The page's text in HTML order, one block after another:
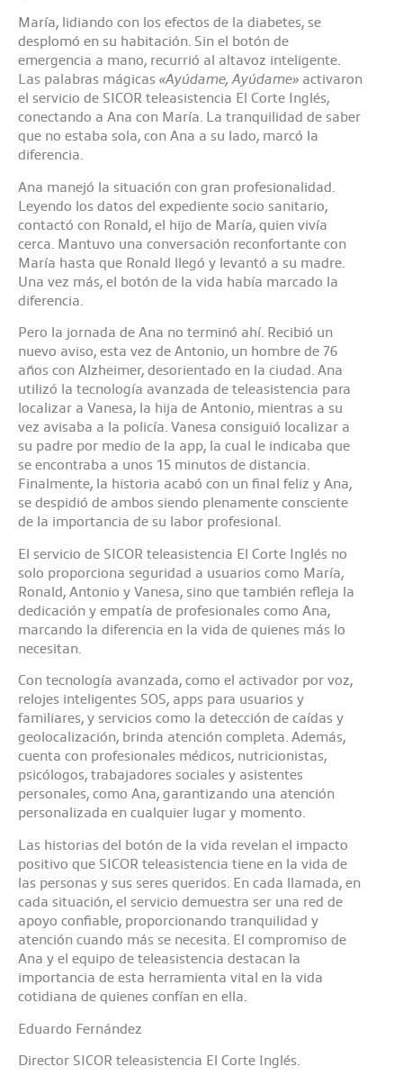
María, lidiando con los efectos de la diabetes, se
desplomó en su habitación. Sin el botón de
emergencia a mano, recurrió al altavoz inteligente.
Las palabras mágicas «Ayúdame, Ayúdame» activaron
el servicio de SICOR teleasistencia El Corte Inglés,
conectando a Ana con María. La tranquilidad de saber
que no estaba sola, con Ana a su lado, marcó la
diferencia.
Ana manejó la situación con gran profesionalidad.
Leyendo los datos del expediente socio sanitario,
contactó con Ronald, el hijo de María, quien vivía
cerca. Mantuvo una conversación reconfortante con
María hasta que Ronald llegó y levantó a su madre.
Una vez más, el botón de la vida había marcado la
diferencia.
Pero la jornada de Ana no terminó ahí. Recibió un
nuevo aviso, esta vez de Antonio, un hombre de 76
años con Alzheimer, desorientado en la ciudad. Ana
utilizó la tecnología avanzada de teleasistencia para
localizar a Vanesa, la hija de Antonio, mientras a su
vez avisaba a la policía. Vanesa consiguió localizar a
su padre por medio de la app, la cual le indicaba que
se encontraba a unos 15 minutos de distancia.
Finalmente, la historia acabó con un final feliz y Ana,
se despidió de ambos siendo plenamente consciente
de la importancia de su labor profesional.
El servicio de SICOR teleasistencia El Corte Inglés no
solo proporciona seguridad a usuarios como María,
Ronald, Antonio y Vanesa, sino que también refleja la
dedicación y empatía de profesionales como Ana,
marcando la diferencia en la vida de quienes más lo
necesitan.
Con tecnología avanzada, como el activador por voz,
relojes inteligentes SOS, apps para usuarios y
familiares, y servicios como la detección de caídas y
geolocalización, brinda atención completa. Además,
cuenta con profesionales médicos, nutricionistas,
psicólogos, trabajadores sociales y asistentes
personales, como Ana, garantizando una atención
personalizada en cualquier lugar y momento.
Las historias del botón de la vida revelan el impacto
positivo que SICOR teleasistencia tiene en la vida de
las personas y sus seres queridos. En cada llamada, en
cada situación, el servicio demuestra ser una red de
apoyo confiable, proporcionando tranquilidad y
atención cuando más se necesita. El compromiso de
Ana y el equipo de teleasistencia destacan la
importancia de esta herramienta vital en la vida
cotidiana de quienes confían en ella.
Eduardo Fernández
Director SICOR teleasistencia El Corte Inglés.